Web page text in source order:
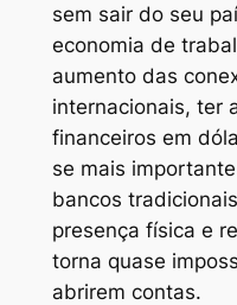
sem sair do seu
economia de
aumento das
internacionais, ter
financeiros em
se mais
bancos
presença física e
torna quase
abrirem contas.